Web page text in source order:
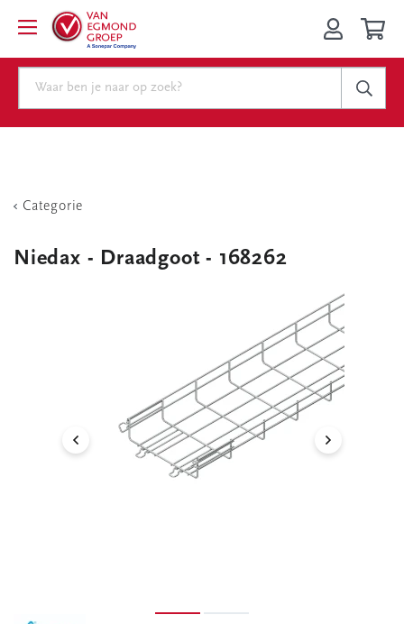
Categorie
Niedax - Draadgoot - 168262